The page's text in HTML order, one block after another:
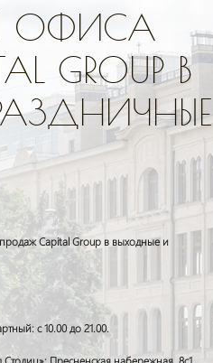
ОФИСА
GROUP В
Capital Group в выходные и
с 10.00 до 21.00.